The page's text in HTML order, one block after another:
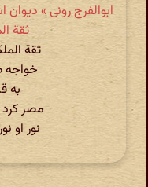
ثقة
ثقة
خواجه
به
مصر
نور او